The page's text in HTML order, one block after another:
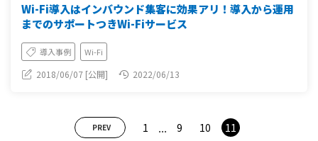
Wi-Fi導入はインバウンド集客に効果アリ！導入から運用
までのサポートつきWi-Fiサービス
導入事例 Wi-Fi
2018/06/07 [公開] 2022/06/13
PREV 1 ... 9 10 11